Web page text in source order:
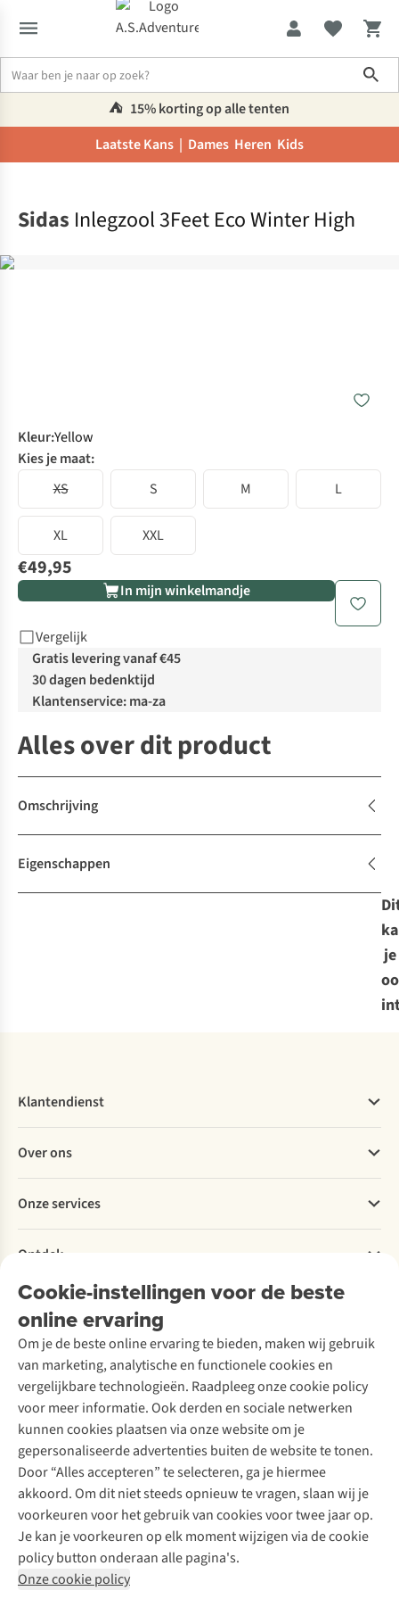
⛺️ 15% korting op alle tenten
Laatste Kans | Dames Heren Kids
Sidas Inlegzool 3Feet Eco Winter High
Kleur:Yellow
Kies je maat:
XS
S M L
XL XXL
€49,95
In mijn winkelmandje
Vergelijk
Gratis levering vanaf €45
30 dagen bedenktijd
Klantenservice: ma-za
Alles over dit product
Omschrijving
Eigenschappen
je
Cookie-instellingen voor de beste
online ervaring
Om je de beste online ervaring te bieden, maken wij gebruik
van marketing, analytische en functionele cookies en
vergelijkbare technologieën. Raadpleeg onze cookie policy
voor meer informatie. Ook derden en sociale netwerken
kunnen cookies plaatsen via onze website om je
gepersonaliseerde advertenties buiten de website te tonen.
Door “Alles accepteren” te selecteren, ga je hiermee
akkoord. Om dit niet steeds opnieuw te vragen, slaan wij je
voorkeuren voor het gebruik van cookies voor twee jaar op.
Je kan je voorkeuren op elk moment wijzigen via de cookie
policy button onderaan alle pagina's.
Onze cookie policy
Klantendienst
Bestellen
Betalen
Levering
Retourneren
Bestelling herroepen
Garantie
Contact
Over ons
Explore More
Verantwoord ondernemen
Over Ayacucho
Onze winkels
Over A.S.Adventure
Toegankelijkheidsverklaring
Onze services
Ski-onderhoud
Wasservice
Schoenonderhoud
Schoenherstelling
Kledingherstelling
Retouches
Voor bedrijven
Ontdek
A.S.Magazine
Podcast
Explore Academy
Explore Camp
Gear Check
Inspiratie & advies
Meld je aan voor de nieuwsbrief
Follow us
Disclaimer Privacy Policy
Algemene voorwaarden
Cookie Policy